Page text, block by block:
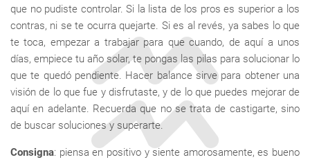
que no pudiste controlar. Si la lista de los pros es superior a los
contras, ni se te ocurra quejarte. Si es al revés, ya sabes lo que
te toca, empezar a trabajar para que cuando, de aquí a unos
días, empiece tu año solar, te pongas las pilas para solucionar lo
que te quedó pendiente. Hacer balance sirve para obtener una
visión de lo que fue y disfrutaste, y de lo que puedes mejorar de
aquí en adelante. Recuerda que no se trata de castigarte, sino
de buscar soluciones y superarte.
Consigna: piensa en positivo y siente amorosamente, es bueno